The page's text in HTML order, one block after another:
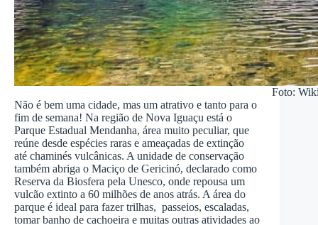
Foto:
Não é bem uma cidade, mas um atrativo e tanto para o
fim de semana! Na região de Nova Iguaçu está o
Parque Estadual Mendanha, área muito peculiar, que
reúne desde espécies raras e ameaçadas de extinção
até chaminés vulcânicas. A unidade de conservação
também abriga o Maciço de Gericinó, declarado como
Reserva da Biosfera pela Unesco, onde repousa um
vulcão extinto a 60 milhões de anos atrás. A área do
parque é ideal para fazer trilhas, passeios, escaladas,
tomar banho de cachoeira e muitas outras atividades ao